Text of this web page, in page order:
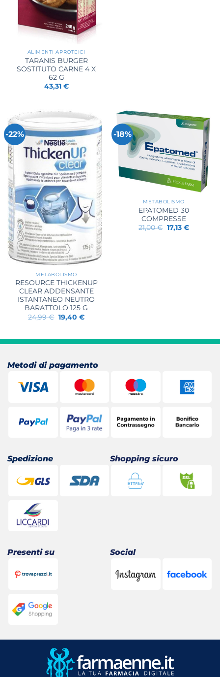
ALIMENTI APROTEICI
TARANIS BURGER
SOSTITUTO CARNE 4 X
62 G
43,31 €
-22%
METABOLISMO
RESOURCE THICKENUP
CLEAR ADDENSANTE
ISTANTANEO NEUTRO
BARATTOLO 125 G
24,99€ Il
prezzo
19,40 €Il
-18%
METABOLISMO
EPATOMED 30
COMPRESSE
21,00€ Il
prezzo
17,13 €Il
Metodi di pagamento
Spedizione Shopping sicuro
Presenti su Social